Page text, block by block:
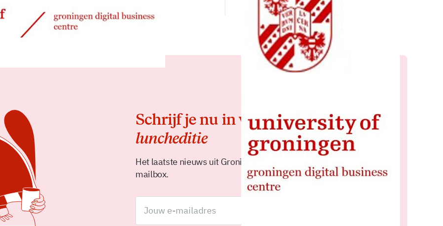
Schrijf je nu in voor de
luncheditie
Het laatste nieuws uit Groningen elke middag in je
mailbox.